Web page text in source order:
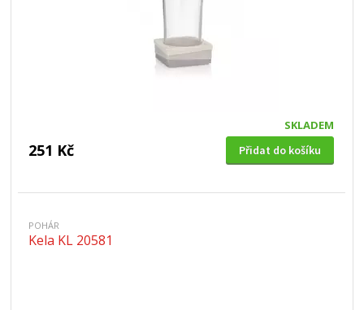
SKLADEM
251 Kč Přidat do košíku
POHÁR
Kela KL 20581